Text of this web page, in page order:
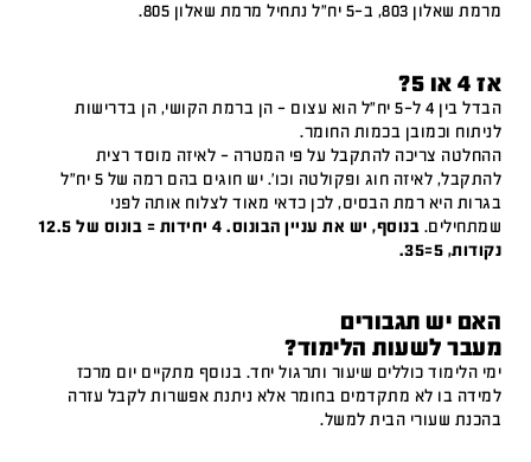
מרמת שאלון 803, ב-5 יח"ל נתחיל מרמת שאלון 805.
אז 4 או 5?
הבדל בין 4 ל-5 יח"ל הוא עצום – הן ברמת הקושי, הן בדרישות
לניתוח וכמובן בכמות החומר.
ההחלטה צריכה להתקבל על פי המטרה – לאיזה מוסד רצית
להתקבל, לאיזה חוג ופקולטה וכו'. יש חוגים בהם רמה של 5 יח"ל
בגרות היא רמת הבסיס, לכן כדאי מאוד לצלוח אותה לפני
שמתחילים.
בנוסף, יש את עניין הבונוס. 4 יחידות = בונוס של 12.5
נקודות, 5=35.
האם יש תגבורים
מעבר לשעות הלימוד?
ימי הלימוד כוללים שיעור ותרגול יחד. בנוסף מתקיים יום מרכז
למידה בו לא מתקדמים בחומר אלא ניתנת אפשרות לקבל עזרה
בהכנת שעורי הבית למשל.